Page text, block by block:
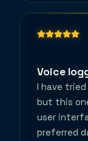
Voice
I have
but this
user
preferred